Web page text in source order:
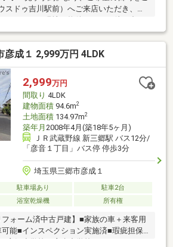
スドゥ吉川駅前）へご来店いただき、弊
どで送迎可能も可能ですご希望の待ち合
い『購入の際の総額の費用を知りたい』
について教えてほしい』『他の物件も見
お客様のご都合に合わせてご対応させて
写真が豊富の弊社ホームページをご覧く
housedo.com/
彦成１ 2,999万円 4LDK
2,999万円
間取り 4LDK
建物面積94.6m2
土地面積134.97m2
築年月 2008年4月(築18年5ヶ月)
ＪＲ武蔵野線 新三郷駅 バス12分/
「彦音１丁目」バス停 停歩3分
埼玉県三郷市彦成１
駐車場あり
駐車2台
浴室乾燥機 所有権
フォーム済中古戸建】■家族の車＋来客用
能■インスペクション実施済■瑕疵担保
彦郷小学校・彦糸中学校エリア■さんぴ